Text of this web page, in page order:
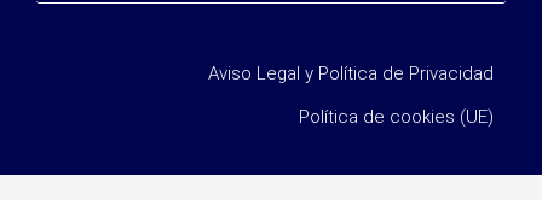
Aviso Legal y Política de Privacidad
Política de cookies (UE)